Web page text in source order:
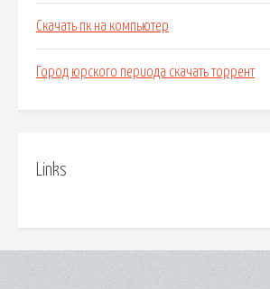
Скачать пк на компьютер
Город юрского периода скачать торрент
Links